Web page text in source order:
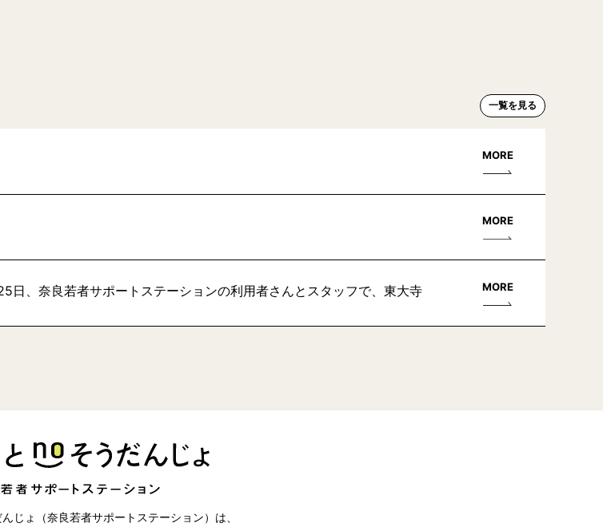
一覧を見る
MORE
MORE
日、奈良若者サポートステーションの利用者さんとスタッフで、東大寺
MORE
じょ（奈良若者サポートステーション）は、